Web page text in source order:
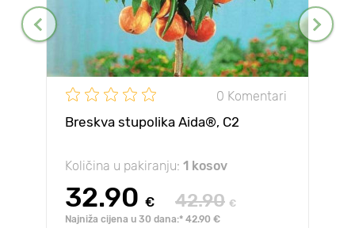
0 Komentari
Breskva stupolika Aida®, C2
Količina u pakiranju: 1 kosov
32.90 € 42.90 €
Najniža cijena u 30 dana:* 42.90 €